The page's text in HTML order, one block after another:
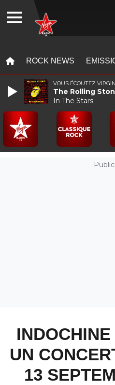
ROCK NEWS
UN
13
VOUS ÉCOUTEZ
The Rolling
In The Stars
WEBRADIO